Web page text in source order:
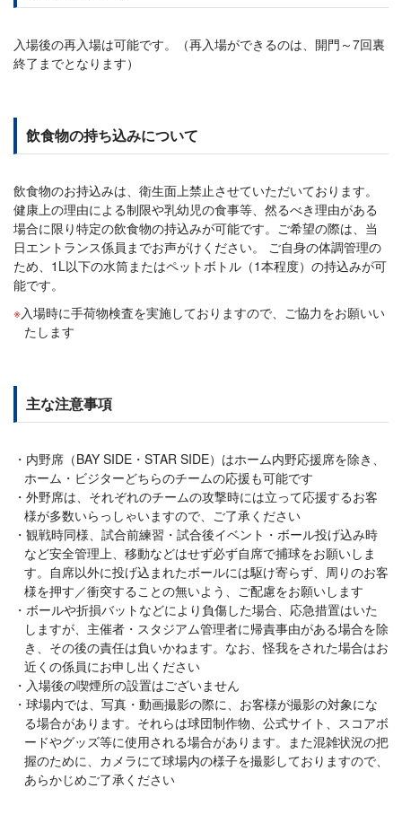
入場後の再入場は可能です。（再入場ができるのは、開門～7回裏
終了までとなります）
飲食物の持ち込みについて
飲食物のお持込みは、衛生面上禁止させていただいております。
健康上の理由による制限や乳幼児の食事等、然るべき理由がある
場合に限り特定の飲食物の持込みが可能です。ご希望の際は、当
日エントランス係員までお声がけください。 ご自身の体調管理の
ため、1L以下の水筒またはペットボトル（1本程度）の持込みが可
能です。
入場時に手荷物検査を実施しておりますので、ご協力をお願いい
たします
主な注意事項
内野席（BAY SIDE・STAR SIDE）はホーム内野応援席を除き、
ホーム・ビジターどちらのチームの応援も可能です
外野席は、それぞれのチームの攻撃時には立って応援するお客
様が多数いらっしゃいますので、ご了承ください
観戦時同様、試合前練習・試合後イベント・ボール投げ込み時
など安全管理上、移動などはせず必ず自席で捕球をお願いしま
す。自席以外に投げ込まれたボールには駆け寄らず、周りのお客
様を押す／衝突することの無いよう、ご配慮をお願いします
ボールや折損バットなどにより負傷した場合、応急措置はいた
しますが、主催者・スタジアム管理者に帰責事由がある場合を除
き、その後の責任は負いかねます。なお、怪我をされた場合はお
近くの係員にお申し出ください
入場後の喫煙所の設置はございません
球場内では、写真・動画撮影の際に、お客様が撮影の対象にな
る場合があります。それらは球団制作物、公式サイト、スコアボ
ードやグッズ等に使用される場合があります。また混雑状況の把
握のために、カメラにて球場内の様子を撮影しておりますので、
あらかじめご了承ください